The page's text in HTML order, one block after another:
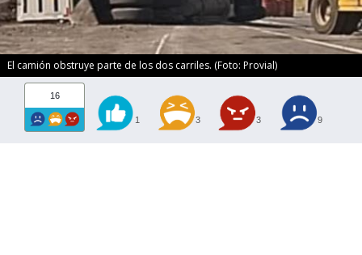
El camión obstruye parte de los dos carriles. (Foto: Provial)
16
1 3 3 9